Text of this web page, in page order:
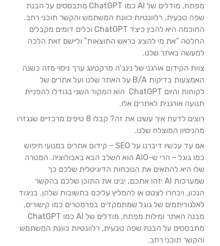
מפתח, מודלים של AI כמו ChatGPT מתבססים על הבנת
שפה טבעית, רלוונטיות כוונת המשתמש והקשר תוכני רחב.
החוכמה היא להבין כיצד ChatGPT וכלים דומים מקבלים
החלטה “את מי להציג בראש התוצאות” וליישם זאת הלכה
למעשה באתר שלנו.
צוות הקידום אורגני של נינג’ה מרקטינג ערך ניסוי מזה כשנה
האמצעות בדיקות B/A על האתר שלנו ועל אתרים של
לקוחות והיום ChatGPT הוא המקור השני בגודלו להפניית
תנועה אורגנית לאתרים אלו.
רוצים לדעת איך עשינו את זה? קבלו 8 טיפים מרכזיים שנגזרו
מהניסיון המוצלח שלנו.
אם עד עכשיו דיברנו על SEO – קידום אתרים במנועי חיפוש
כמו גוגל – הרי ש-AIO הוא השלב הבא באבולוציה. המטרה
שלו היא להתאים את הנוכחות הדיגיטלית שלכם כך
שמערכות AI יזהו אתכם, יבינו את התוכן שלכם בהקשר
הנכון, ויבחרו לצטט או להמליץ עליכם בתשובות שלהן. בניגוד
לאלגוריתמים של גוגל שמתמקדים בפרמטרים כמו קישורים,
מבנה האתר ומילות מפתח, מודלים של AI כמו ChatGPT
מתבססים על הבנת שפה טבעית, רלוונטיות כוונת המשתמש
והקשר תוכני רחב.